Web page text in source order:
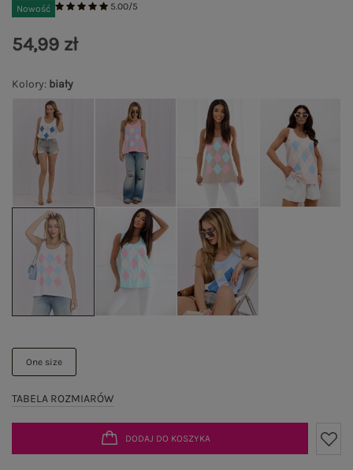
Nowość 5.00/5
Kolory: biały
One size
TABELA ROZMIARÓW
54,99 zł
DODAJ DO KOSZYKA